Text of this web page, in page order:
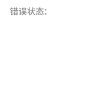
错误状态：